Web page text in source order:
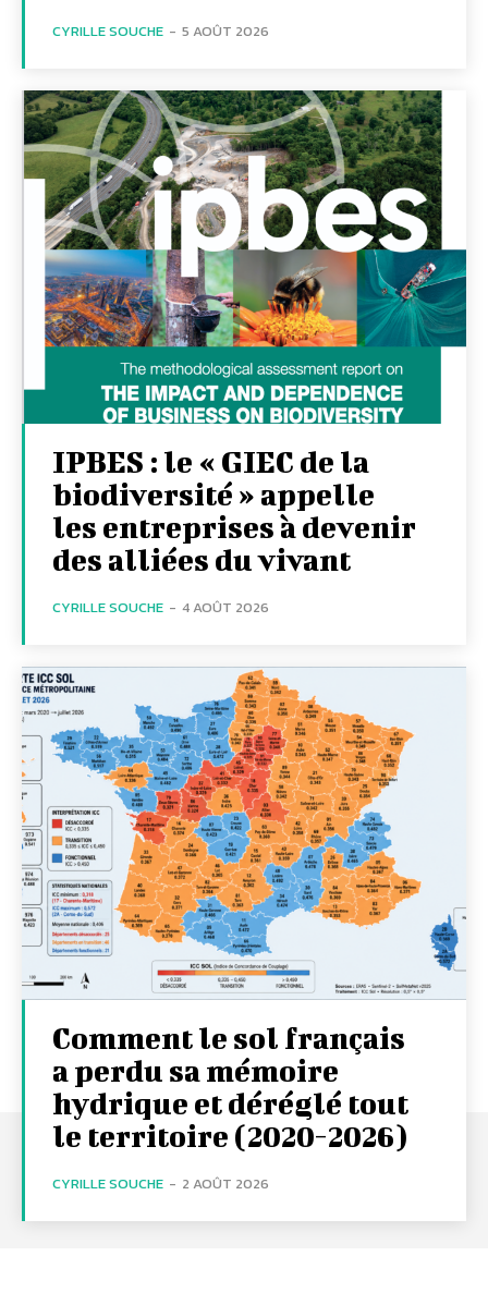
CYRILLE SOUCHE - 5 AOÛT 2026
IPBES : le « GIEC de la
biodiversité » appelle
les entreprises à devenir
des alliées du vivant
CYRILLE SOUCHE - 4 AOÛT 2026
Comment le sol français
a perdu sa mémoire
hydrique et déréglé tout
le territoire (2020-2026)
CYRILLE SOUCHE - 2 AOÛT 2026